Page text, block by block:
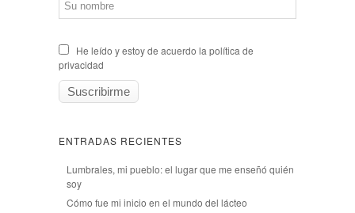
He leído y estoy de acuerdo la política de
privacidad
ENTRADAS RECIENTES
Lumbrales, mi pueblo: el lugar que me enseñó quién
soy
Cómo fue mi inicio en el mundo del lácteo